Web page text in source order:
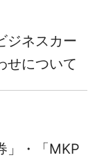
ジネスカー
せについて
」・「MKP